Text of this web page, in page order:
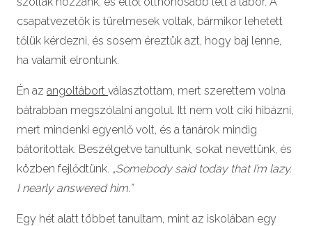
csapatvezetők is türelmesek voltak, bármikor lehetett
tőlük kérdezni, és sosem éreztük azt, hogy baj lenne,
ha valamit elrontunk.
Én az angoltábort választottam, mert szerettem volna
bátrabban megszólalni angolul. Itt nem volt ciki hibázni,
mert mindenki egyenlő volt, és a tanárok mindig
bátorítottak. Beszélgetve tanultunk, sokat nevettünk, és
közben fejlődtünk. „Somebody said today that I’m lazy.
I nearly answered him.”
Egy hét alatt többet tanultam, mint az iskolában egy